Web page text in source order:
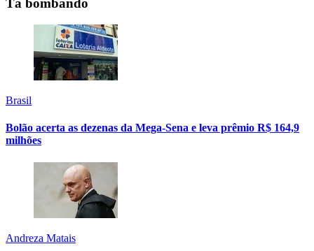
Tá bombando
Brasil
Bolão acerta as dezenas da Mega-Sena e leva prêmio R$ 164,9
milhões
Andreza Matais